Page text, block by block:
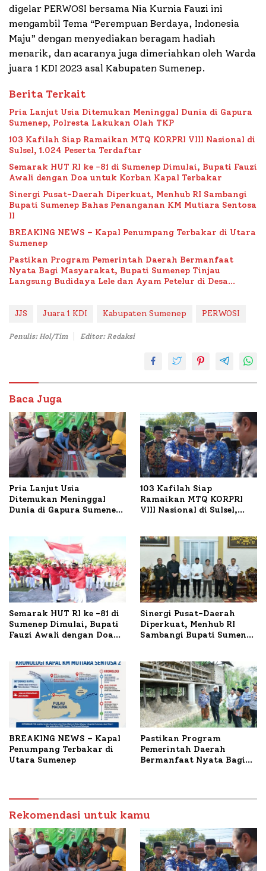
digelar PERWOSI bersama Nia Kurnia Fauzi ini
mengambil Tema “Perempuan Berdaya, Indonesia
Maju” dengan menyediakan beragam hadiah
menarik, dan acaranya juga dimeriahkan oleh Warda
juara 1 KDI 2023 asal Kabupaten Sumenep.
Berita Terkait
Pria Lanjut Usia Ditemukan Meninggal Dunia di Gapura
Sumenep, Polresta Lakukan Olah TKP
103 Kafilah Siap Ramaikan MTQ KORPRI VIII Nasional di
Sulsel, 1.024 Peserta Terdaftar
Semarak HUT RI ke -81 di Sumenep Dimulai, Bupati Fauzi
Awali dengan Doa untuk Korban Kapal Terbakar
Sinergi Pusat-Daerah Diperkuat, Menhub RI Sambangi
Bupati Sumenep Bahas Penanganan KM Mutiara Sentosa
II
BREAKING NEWS – Kapal Penumpang Terbakar di Utara
Sumenep
Pastikan Program Pemerintah Daerah Bermanfaat
Nyata Bagi Masyarakat, Bupati Sumenep Tinjau
Langsung Budidaya Lele dan Ayam Petelur di Desa
JJS Juara 1 KDI Kabupaten Sumenep PERWOSI
Penulis: Hol/Tim Editor: Redaksi
Baca Juga
Pria Lanjut Usia
Ditemukan Meninggal
Dunia di Gapura Sumenep,
103 Kafilah Siap
Ramaikan MTQ KORPRI
VIII Nasional di Sulsel,
Semarak HUT RI ke -81 di
Sumenep Dimulai, Bupati
Fauzi Awali dengan Doa
Sinergi Pusat-Daerah
Diperkuat, Menhub RI
Sambangi Bupati Sumenep
BREAKING NEWS – Kapal
Penumpang Terbakar di
Utara Sumenep
Pastikan Program
Pemerintah Daerah
Bermanfaat Nyata Bagi
Petelur di Desa Bataal
Timur
Rekomendasi untuk kamu